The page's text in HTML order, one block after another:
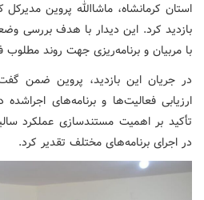
استان کرمانشاه، ماشاالله پروین
بازدید کرد. این دیدار با هدف بررسی
با مربیان و برنامه‌ریزی جهت روند
در جریان این بازدید، پروین ضمن
ارزیابی فعالیت‌ها و برنامه‌های
تأکید بر اهمیت مستندسازی عملکرد
در اجرای برنامه‌های مختلف تقدیر کرد.